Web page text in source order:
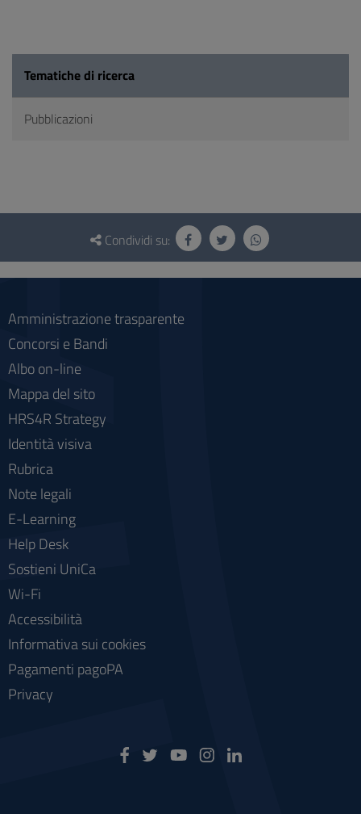
Tematiche di ricerca
Pubblicazioni
Questionario
social
Condividi su:
Amministrazione trasparente
Concorsi e Bandi
Albo on-line
Mappa del sito
HRS4R Strategy
Identità visiva
Rubrica
Note legali
E-Learning
Help Desk
Sostieni UniCa
Wi-Fi
Accessibilità
Informativa sui cookies
Pagamenti pagoPA
Privacy